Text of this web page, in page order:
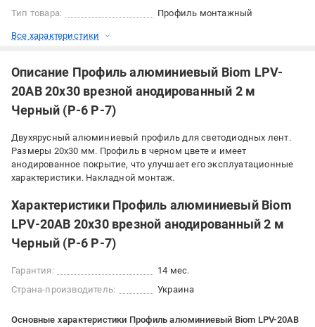
Тип товара:
Профиль монтажный
Все характеристики
Описание Профиль алюминиевый Biom LPV-
20AB 20х30 врезной анодированный 2 м
Черный (Р-6 Р-7)
Двухярусный алюминиевый профиль для светодиодных лент.
Размеры 20х30 мм. Профиль в черном цвете и имеет
анодированное покрытие, что улучшает его эксплуатационные
характеристики. Накладной монтаж.
Характеристики Профиль алюминиевый Biom
LPV-20AB 20х30 врезной анодированный 2 м
Черный (Р-6 Р-7)
Гарантия:
14 мес.
Страна-производитель:
Украина
Основные характеристики Профиль алюминиевый Biom LPV-20AB